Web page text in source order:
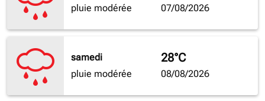
pluie modérée
07/08/2026
samedi
pluie modérée
28°C
08/08/2026